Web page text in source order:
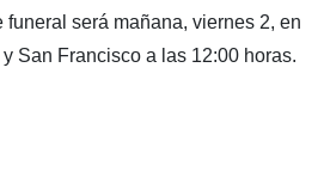
será mañana, viernes 2, en
San Francisco a las 12:00 horas.